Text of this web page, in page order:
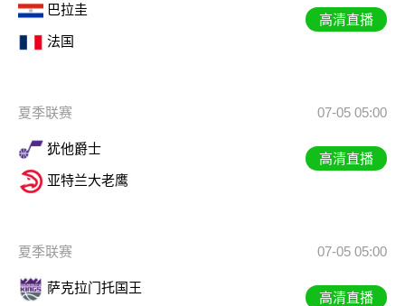
巴拉圭
法国
高清直播
夏季联赛 07-05 05:00
犹他爵士
亚特兰大老鹰
高清直播
夏季联赛 07-05 05:00
萨克拉门托国王
高清直播